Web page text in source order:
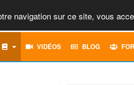
navigation sur ce site, vous
VIDÉOS BLOG